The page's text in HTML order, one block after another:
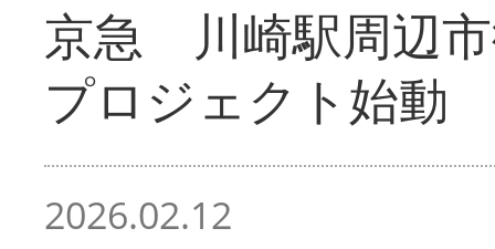
京急 川崎駅周辺
プロジェクト始動
2026.02.12